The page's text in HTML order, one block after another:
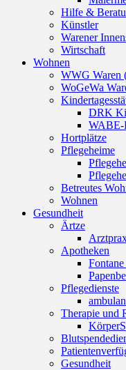
Hilfe &
Künstler
Warener
Wirtschaft
Wohnen
WWG Waren
WoGeWa
DRK
WABE-
Hortplätze
Pflegeheime
Betreutes
Wohnen
Gesundheit
Ärtze
Apotheken
Pflegedienste
Therapie und
Gesundheit